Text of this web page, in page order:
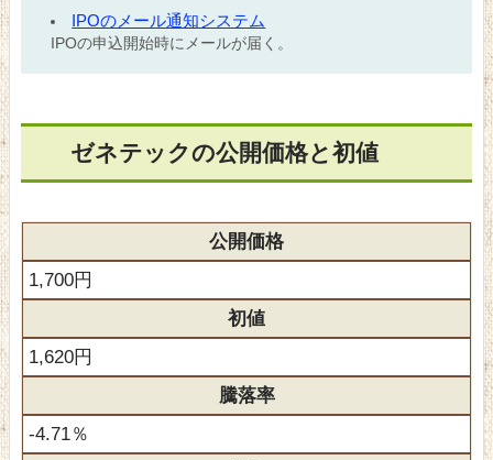
IPOのメール通知システム
IPOの申込開始時にメールが届く。
ゼネテックの公開価格と初値
公開価格
1,700円
初値
1,620円
騰落率
-4.71％